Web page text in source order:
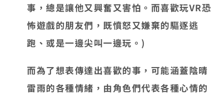
事，總是讓他又興奮又害怕。而喜歡玩VR恐
怖遊戲的朋友們，既憤怒又嫌棄的驅逐逃
跑、或是一邊尖叫一邊玩。)
而為了想表傳達出喜歡的事，可能涵蓋陰晴
雷雨的各種情緒，由角色們代表各種心情的